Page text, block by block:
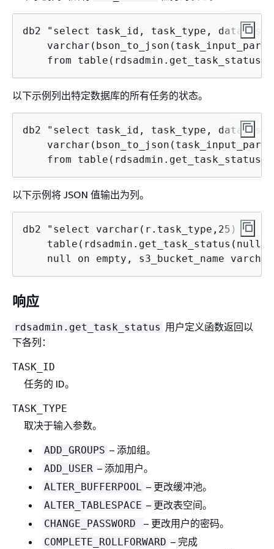
db2 "select task_id, task_type,
from
以下示例列出特定数据库的所有任务的状态。
db2 "select task_id, task_type,
from
以下示例将 JSON 值输出为列。
db2 "select varchar(r.task_type,25)
null on empty, s3_bucket_name
响应
rdsadmin.get_task_status 用户定义函数返回以
下各列：
TASK_ID
任务的 ID。
TASK_TYPE
取决于输入参数。
ADD_GROUPS – 添加组。
ADD_USER – 添加用户。
ALTER_BUFFERPOOL – 更改缓冲池。
ALTER_TABLESPACE – 更改表空间。
CHANGE_PASSWORD – 更改用户的密码。
COMPLETE_ROLLFORWARD – 完成